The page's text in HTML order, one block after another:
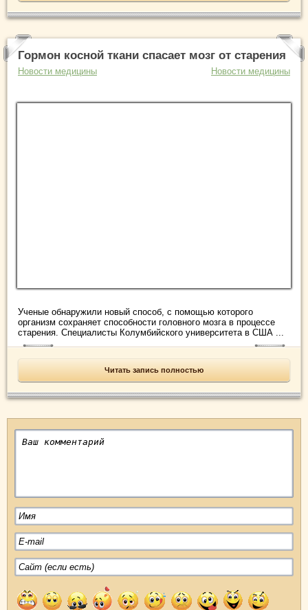
Гормон косной ткани спасает мозг от старения
Новости медицины Новости медицины
Ученые обнаружили новый способ, с помощью которого
организм сохраняет способности головного мозга в процессе
старения. Специалисты Колумбийского университета в США ...
Читать запись полностью